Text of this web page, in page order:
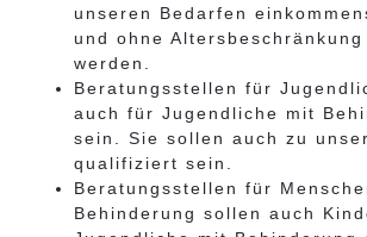
unseren Bedarfen
und ohne
werden.
Beratungsstellen für
auch für Jugendliche mit
sein. Sie sollen auch zu
qualifiziert sein.
Beratungsstellen für
Behinderung sollen auch